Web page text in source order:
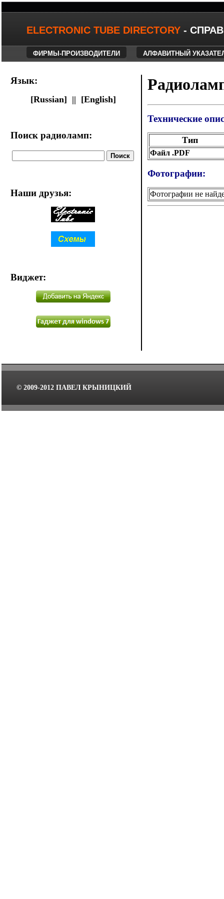
ELECTRONIC TUBE DIRECTORY -
ФИРМЫ-ПРОИЗВОДИТЕЛИ АЛФАВИТНЫЙ
Язык:
[Russian] || [English]
Поиск радиоламп:
Наши друзья:
Виджет:
Технические
Тип
Файл .PDF
Фотографии:
Фотографии не
© 2009-2012 ПАВЕЛ КРЫНИЦКИЙ